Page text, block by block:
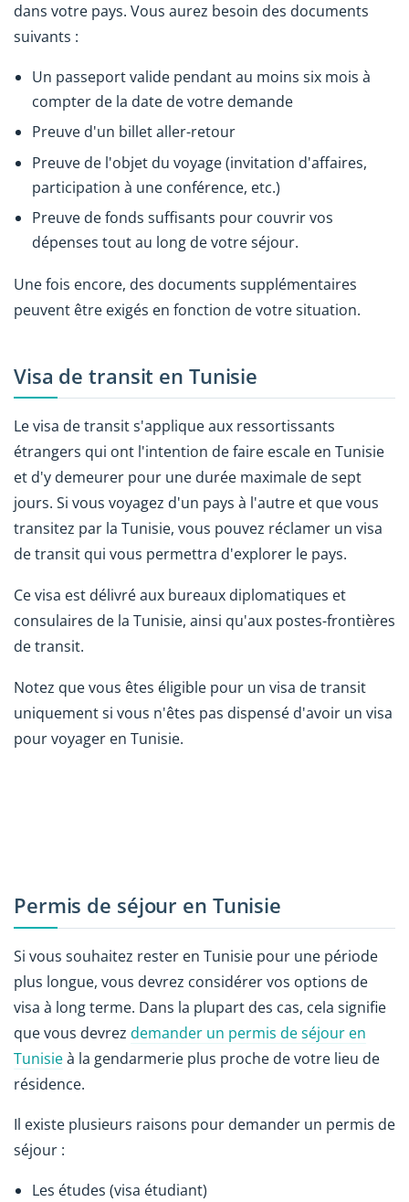
dans votre pays. Vous aurez besoin des documents
suivants :
Un passeport valide pendant au moins six mois à
compter de la date de votre demande
Preuve d'un billet aller-retour
Preuve de l'objet du voyage (invitation d'affaires,
participation à une conférence, etc.)
Preuve de fonds suffisants pour couvrir vos
dépenses tout au long de votre séjour.
Une fois encore, des documents supplémentaires
peuvent être exigés en fonction de votre situation.
Visa de transit en Tunisie
Le visa de transit s'applique aux ressortissants
étrangers qui ont l'intention de faire escale en Tunisie
et d'y demeurer pour une durée maximale de sept
jours. Si vous voyagez d'un pays à l'autre et que vous
transitez par la Tunisie, vous pouvez réclamer un visa
de transit qui vous permettra d'explorer le pays.
Ce visa est délivré aux bureaux diplomatiques et
consulaires de la Tunisie, ainsi qu'aux postes-frontières
de transit.
Notez que vous êtes éligible pour un visa de transit
uniquement si vous n'êtes pas dispensé d'avoir un visa
pour voyager en Tunisie.
Permis de séjour en Tunisie
Si vous souhaitez rester en Tunisie pour une période
plus longue, vous devrez considérer vos options de
visa à long terme. Dans la plupart des cas, cela signifie
que vous devrez demander un permis de séjour en
Tunisieà la gendarmerie plus proche de votre lieu de
résidence.
Il existe plusieurs raisons pour demander un permis de
séjour :
Les études (visa étudiant)